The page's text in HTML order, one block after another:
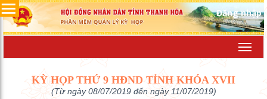
Đăng nhập
KỲ HỌP THỨ 9 HĐND TỈNH KHÓA XVII
(Từ ngày 08/07/2019 đến ngày 11/07/2019)